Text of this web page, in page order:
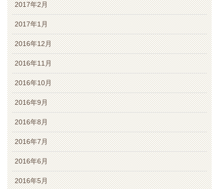
2017年2月
2017年1月
2016年12月
2016年11月
2016年10月
2016年9月
2016年8月
2016年7月
2016年6月
2016年5月